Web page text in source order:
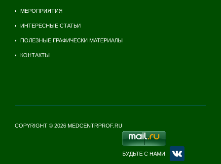
МЕРОПРИЯТИЯ
ИНТЕРЕСНЫЕ СТАТЬИ
ПОЛЕЗНЫЕ ГРАФИЧЕСКИ МАТЕРИАЛЫ
КОНТАКТЫ
COPYRIGHT © 2026 MEDCENTRPROF.RU
БУДЬТЕ С НАМИ